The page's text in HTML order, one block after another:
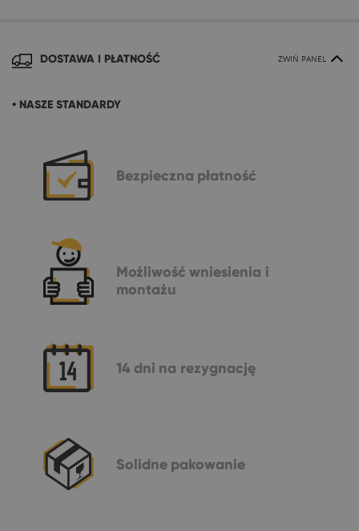
DOSTAWA I PŁATNOŚĆ ZWIŃ PANEL
• NASZE STANDARDY
Bezpieczna płatność
Możliwość wniesienia i
montażu
14 dni na rezygnację
Solidne pakowanie